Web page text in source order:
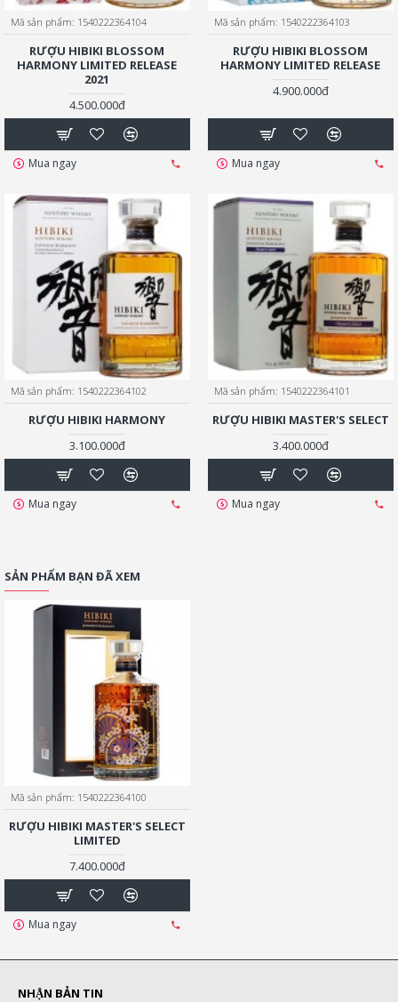
Mã sản phẩm: 1540222364104
RƯỢU HIBIKI BLOSSOM
HARMONY LIMITED RELEASE
2021
4.500.000đ
Mua ngay
Mã sản phẩm: 1540222364103
RƯỢU HIBIKI BLOSSOM
HARMONY LIMITED RELEASE
4.900.000đ
Mua ngay
Mã sản phẩm: 1540222364102
RƯỢU HIBIKI HARMONY
3.100.000đ
Mua ngay
Mã sản phẩm: 1540222364101
RƯỢU HIBIKI MASTER'S SELECT
3.400.000đ
Mua ngay
SẢN PHẨM BẠN ĐÃ XEM
Mã sản phẩm: 1540222364100
RƯỢU HIBIKI MASTER'S SELECT
LIMITED
7.400.000đ
Mua ngay
NHẬN BẢN TIN